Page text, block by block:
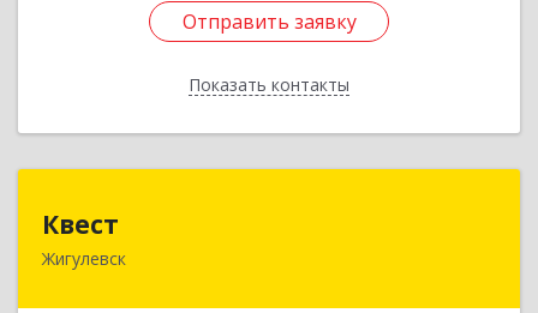
Отправить заявку
Показать контакты
Отправить заявку
Назад
Квест
Жигулевск
445350, Самарская обл., Жигулевск, ул.Пушкина,